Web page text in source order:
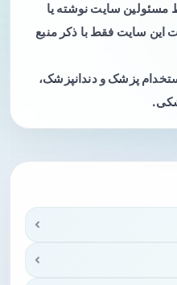
مسئولین سایت نوشته یا
این سایت فقط با ذکر منبع
پزشک و دندانپزشک،